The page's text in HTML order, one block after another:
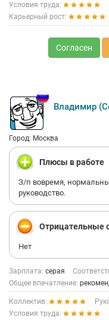
Условия труда:
Карьерный рост:
Согласен
Владимир
Город: Москва
Плюсы в работе
З/п вовремя,
руководство.
Отрицательные
Нет
Зарплата: серая
Общее впечатление:
Коллектив:
Условия труда: